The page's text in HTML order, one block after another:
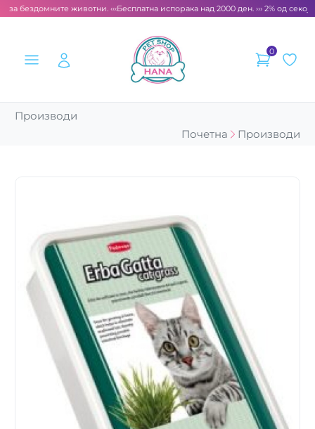
за бездомните животни. ‹‹‹Бесплатна испорака над 2000 ден. ››› 2% од
0
Производи
Почетна
Производи